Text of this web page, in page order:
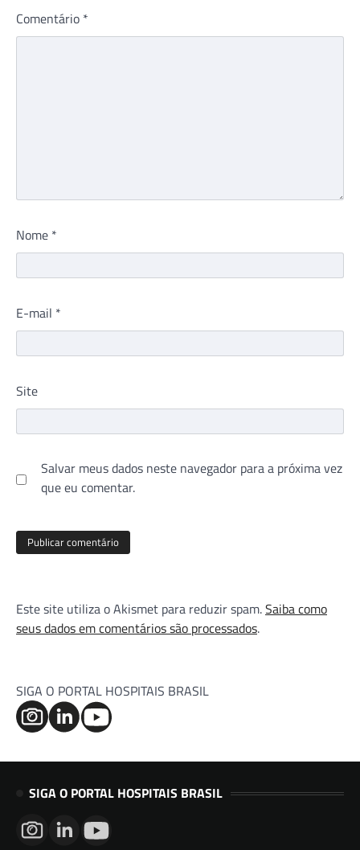
Comentário *
Nome *
E-mail *
Site
Salvar meus dados neste navegador para a próxima vez
que eu comentar.
Este site utiliza o Akismet para reduzir spam.Saiba como
seus dados em comentários são processados.
SIGA O PORTAL HOSPITAIS BRASIL
SIGA O PORTAL HOSPITAIS BRASIL